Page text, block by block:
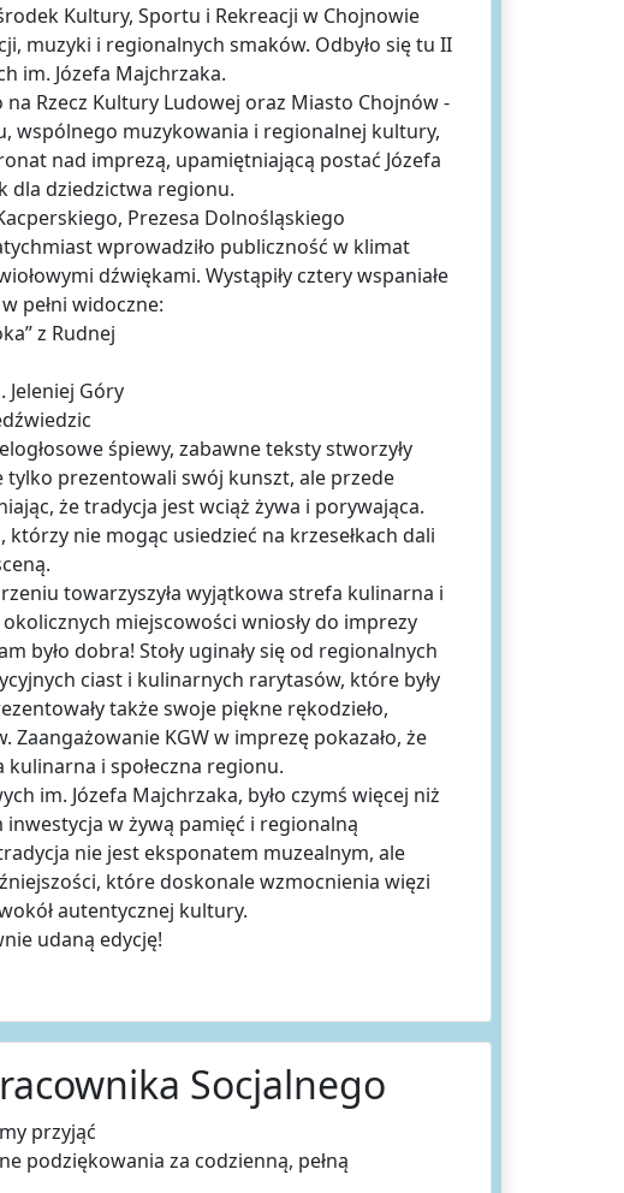
Kultury, Sportu i Rekreacji w Chojnowie
muzyki i regionalnych smaków. Odbyło się tu II
im. Józefa Majchrzaka.
Rzecz Kultury Ludowej oraz Miasto Chojnów -
wspólnego muzykowania i regionalnej kultury,
nad imprezą, upamiętniającą postać Józefa
dla dziedzictwa regionu.
Prezesa Dolnośląskiego
wprowadziło publiczność w klimat
dźwiękami. Wystąpiły cztery wspaniałe
pełni widoczne:
z Rudnej
Jeleniej Góry
śpiewy, zabawne teksty stworzyły
tylko prezentowali swój kunszt, ale przede
że tradycja jest wciąż żywa i porywająca.
nie mogąc usiedzieć na krzesełkach dali
towarzyszyła wyjątkowa strefa kulinarna i
miejscowości wniosły do imprezy
było dobra! Stoły uginały się od regionalnych
ciast i kulinarnych rarytasów, które były
także swoje piękne rękodzieło,
KGW w imprezę pokazało, że
i społeczna regionu.
im. Józefa Majchrzaka, było czymś więcej niż
w żywą pamięć i regionalną
nie jest eksponatem muzealnym, ale
które doskonale wzmocnienia więzi
autentycznej kultury.
udaną edycję!
Socjalnego
przyjąć
podziękowania za codzienną, pełną